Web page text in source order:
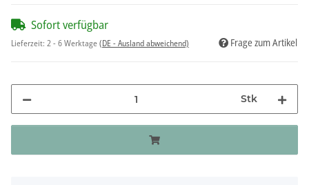
Sofort verfügbar
Lieferzeit: 2 - 6 Werktage(DE - Ausland abweichend) Frage zum Artikel
Stk